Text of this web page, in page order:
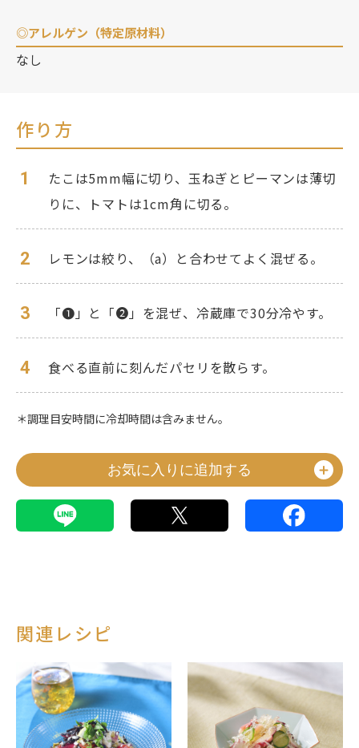
◎アレルゲン（特定原材料）
なし
作り方
1
たこは5mm幅に切り、玉ねぎとピーマンは薄切
りに、トマトは1cm角に切る。
2 レモンは絞り、（a）と合わせてよく混ぜる。
3 「❶」と「❷」を混ぜ、冷蔵庫で30分冷やす。
4 食べる直前に刻んだパセリを散らす。
＊調理目安時間に冷却時間は含みません。
お気に入りに追加する
関連レシピ